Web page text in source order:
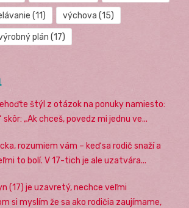
(11) výchova (15)
plán (17)
štýl z otázok na ponuky namiesto:
skôr: „Ak chceš, povedz mi jednu ve...
rozumiem vám – keď sa rodič snaží a
to bolí. V 17-tich je ale uzatvára...
(17) je uzavretý, nechce veľmi
si myslím že sa ako rodičia zaujímame,